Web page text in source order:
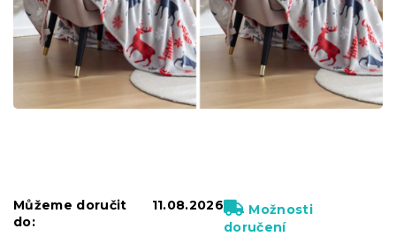
Můžeme doručit
do:
11.08.2026
Možnosti
doručení